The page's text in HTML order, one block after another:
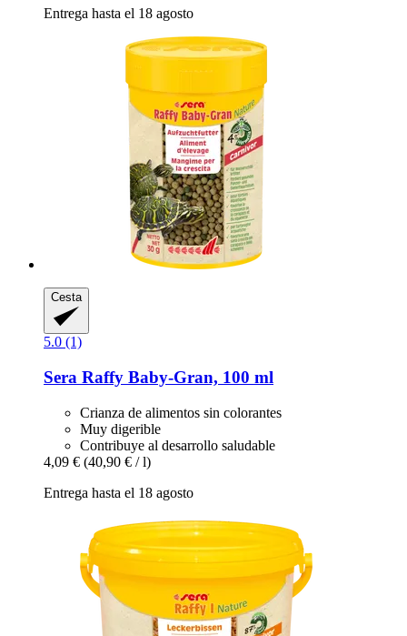
Entrega hasta el 18 agosto
Cesta
5.0 (1)
Sera Raffy Baby-​Gran, 100 ml
Crianza de alimentos sin colorantes
Muy digerible
Contribuye al desarrollo saludable
4,09 € (40,90 € / l)
Entrega hasta el 18 agosto